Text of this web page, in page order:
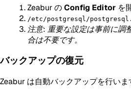
Zeabur のConfig Editor を
/etc/postgresql/
注意: 重要な設定は事前に調
合は不要です。
バックアップの復元
Zeabur は自動バックアップを行いま